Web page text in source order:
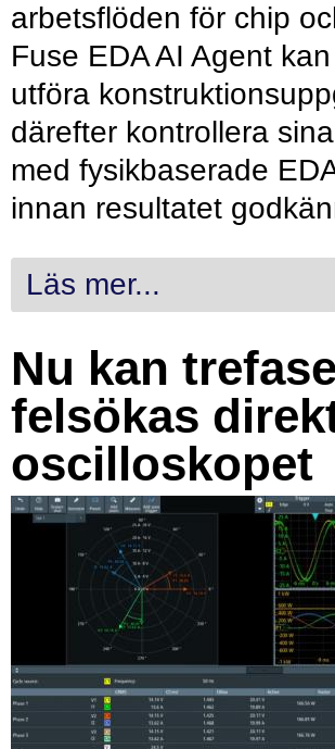
arbetsflöden för chip
Fuse EDA AI Agent
utföra
därefter kontrollera
med fysikbaserade
innan resultatet
Läs mer...
Nu kan
felsökas
oscilloskopet